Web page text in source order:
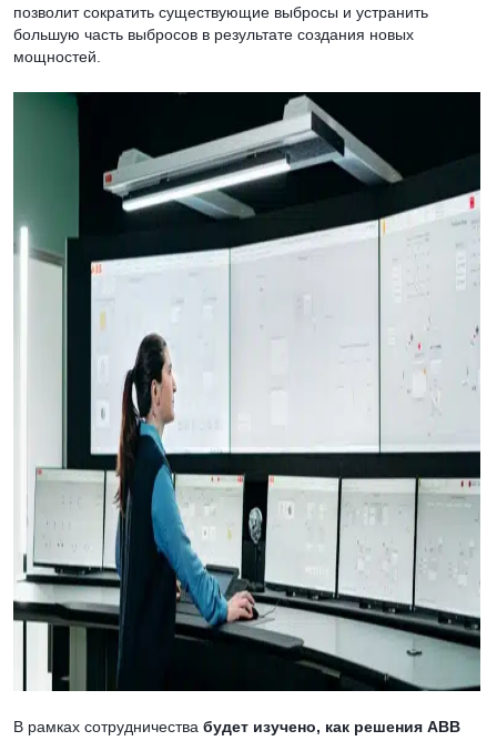
позволит сократить существующие выбросы и устранить
большую часть выбросов в результате создания новых
мощностей.
В рамках сотрудничества будет изучено, как решения ABB